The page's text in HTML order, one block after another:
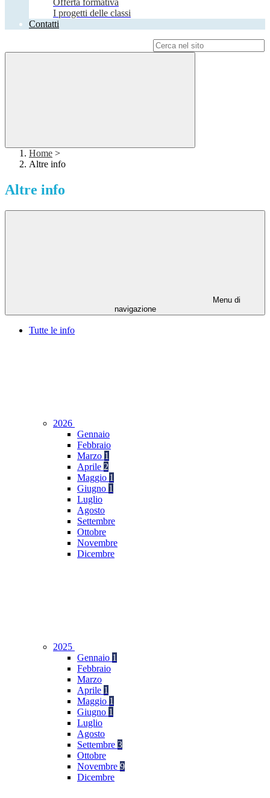
Offerta formativa
I progetti delle classi
Contatti
Home >
Altre info
Altre info
Menu di
navigazione
Tutte le info
2026
Gennaio
Febbraio
Marzo 1
Aprile 2
Maggio 1
Giugno 1
Luglio
Agosto
Settembre
Ottobre
Novembre
Dicembre
2025
Gennaio 1
Febbraio
Marzo
Aprile 1
Maggio 1
Giugno 1
Luglio
Agosto
Settembre 3
Ottobre
Novembre 9
Dicembre